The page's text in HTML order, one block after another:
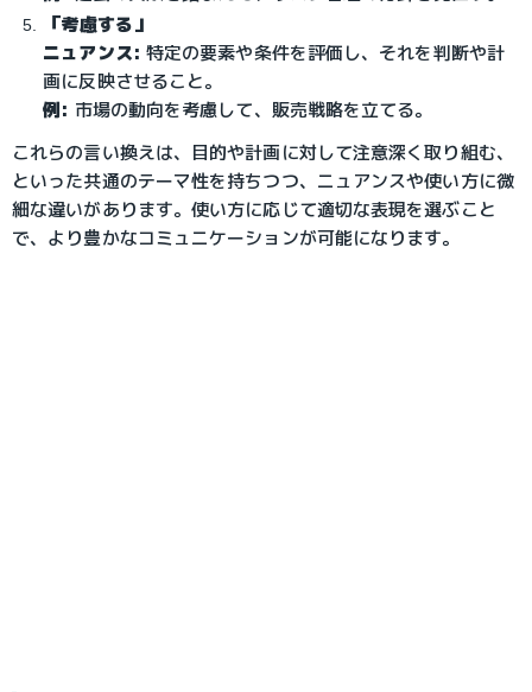
「考慮する」
ニュアンス: 特定の要素や条件を評価し、それを判断や計
画に反映させること。
例: 市場の動向を考慮して、販売戦略を立てる。
これらの言い換えは、目的や計画に対して注意深く取り組む、
といった共通のテーマ性を持ちつつ、ニュアンスや使い方に微
細な違いがあります。使い方に応じて適切な表現を選ぶこと
で、より豊かなコミュニケーションが可能になります。